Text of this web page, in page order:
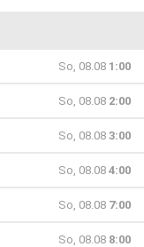
So, 08.08 1:00
So, 08.08 2:00
So, 08.08 3:00
So, 08.08 4:00
So, 08.08 7:00
So, 08.08 8:00